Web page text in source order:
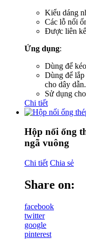
Kiểu dáng
Các lỗ nối
Được liên
Ứng dụng:
Dùng để
Dùng để
cho dây dẫn.
Sử dụng
Chi tiết
Hộp nối ống
ngã vuông
Chi tiết Chia sẻ
Share on:
facebook
twitter
google
pinterest